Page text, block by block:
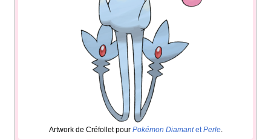
Artwork de Créfollet pour Pokémon Diamantet Perle.